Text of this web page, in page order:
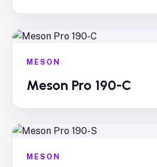
MESON
Meson Pro 190-C
MESON